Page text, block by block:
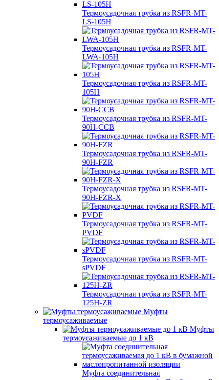
Термоусадочная трубка из RSFR-MT-
LS-105H
Термоусадочная трубка из RSFR-MT-
LWA-105H
Термоусадочная трубка из RSFR-MT-
105H
Термоусадочная трубка из RSFR-MT-
90H-CCB
Термоусадочная трубка из RSFR-MT-
90H-FZR
Термоусадочная трубка из RSFR-MT-
90H-FZR-X
Термоусадочная трубка из RSFR-MT-
PVDF
Термоусадочная трубка из RSFR-MT-
sPVDF
Термоусадочная трубка из RSFR-MT-
125H-ZR
Муфты
термоусаживаемые
Муфты
термоусаживаемые до 1 кВ
Муфта соединительная